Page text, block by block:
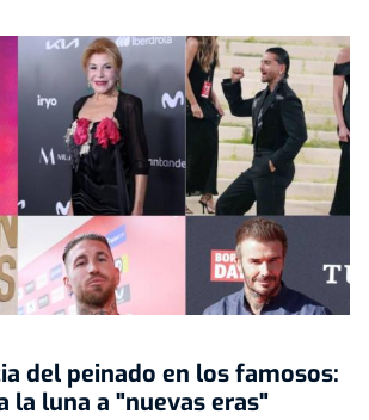
del peinado en los famosos:
la luna a "nuevas eras"